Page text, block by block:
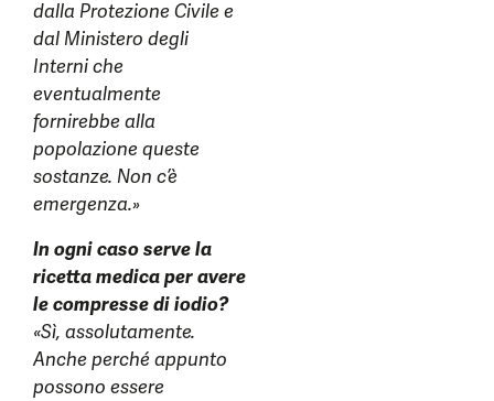
dalla Protezione Civile e
dal Ministero degli
Interni che
eventualmente
fornirebbe alla
popolazione queste
sostanze. Non c’è
emergenza.»
In ogni caso serve la
ricetta medica per avere
le compresse di iodio?
«Sì, assolutamente.
Anche perché appunto
possono essere